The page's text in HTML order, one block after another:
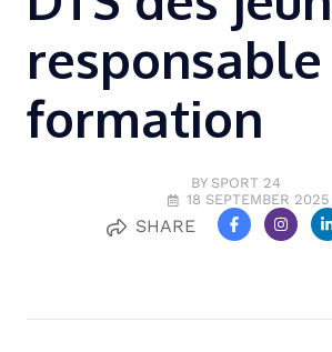
formation
BY SPORT 24
18 SEPTEMBER 2025
SHARE